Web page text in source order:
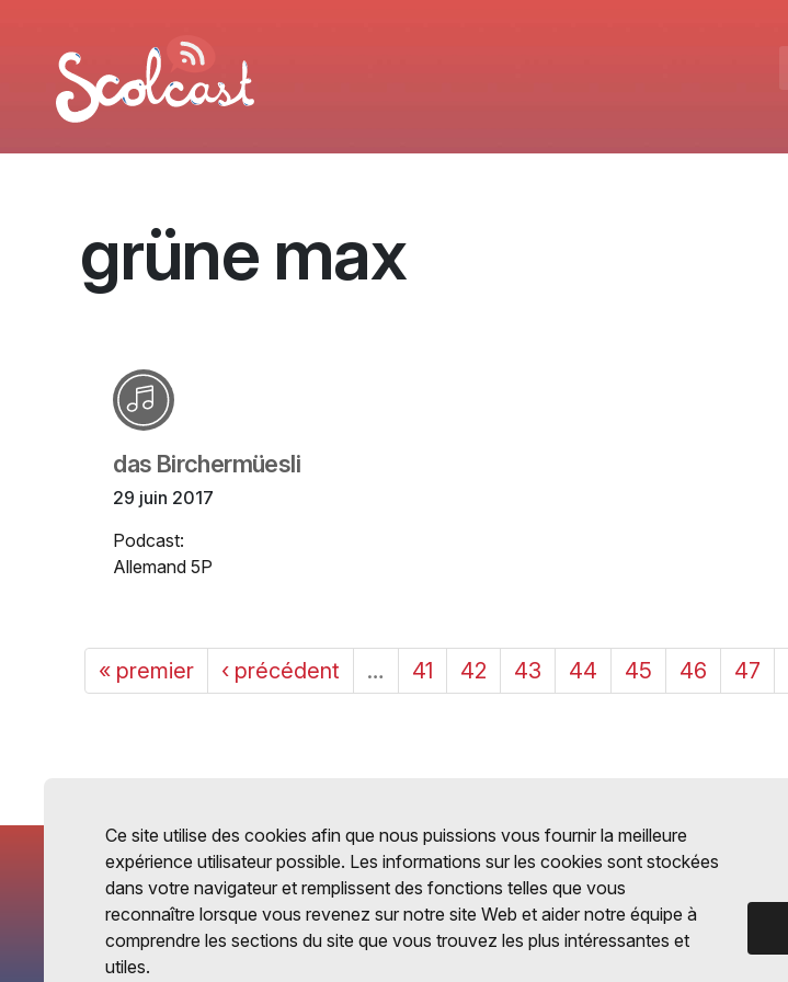
grüne max
das Birchermüesli
29 juin 2017
Podcast:
Allemand 5P
« premier ‹ précédent … 41 42 43 44 45 46 47
Ce site utilise des cookies afin que nous puissions vous fournir la meilleure
expérience utilisateur possible. Les informations sur les cookies sont stockées
dans votre navigateur et remplissent des fonctions telles que vous
reconnaître lorsque vous revenez sur notre site Web et aider notre équipe à
comprendre les sections du site que vous trouvez les plus intéressantes et
utiles.